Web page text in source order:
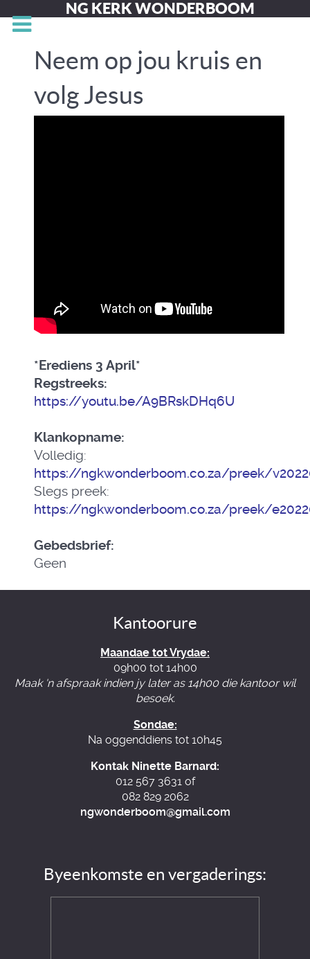
NG KERK WONDERBOOM
Neem op jou kruis en
volg Jesus
*Erediens 3 April*
Regstreeks:
https://youtu.be/A9BRskDHq6U
Klankopname:
Volledig:
https://ngkwonderboom.co.za/preek/
Slegs preek:
https://ngkwonderboom.co.za/preek/
Gebedsbrief:
Geen
Kantoorure
Maandae tot Vrydae:
09h00 tot 14h00
Maak 'n afspraak indien jy later as 14h00 die kantoor wil
besoek.
Sondae:
Na oggenddiens tot 10h45
Kontak Ninette Barnard:
012 567 3631 of
082 829 2062
ngwonderboom@gmail.com
Byeenkomste en vergaderings: